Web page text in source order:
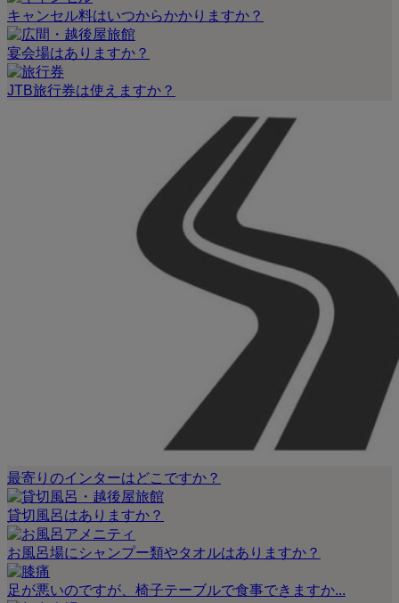
キャンセル料はいつからかかりますか？
宴会場はありますか？
JTB旅行券は使えますか？
最寄りのインターはどこですか？
貸切風呂はありますか？
お風呂場にシャンプー類やタオルはありますか？
足が悪いのですが、椅子テーブルで食事できますか...